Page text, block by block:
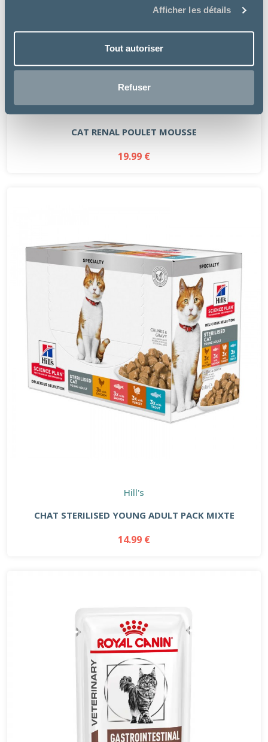
Afficher les détails
Tout autoriser
Refuser
Royal Canin
CAT RENAL POULET MOUSSE
19.99 €
Hill's
CHAT STERILISED YOUNG ADULT PACK MIXTE
14.99 €